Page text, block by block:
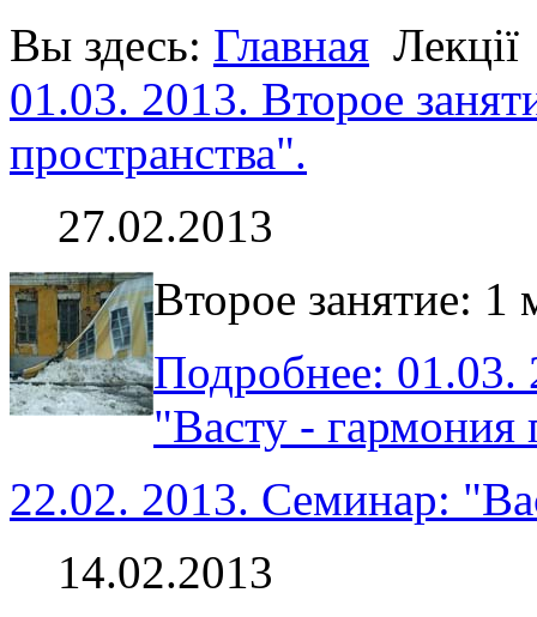
Вы здесь: Главная Лекції
01.03. 2013. Второе
пространства".
27.02.2013
Второе занятие: 1
Подробнее: 01.03.
"Васту - гармония
22.02. 2013. Семинар:
14.02.2013